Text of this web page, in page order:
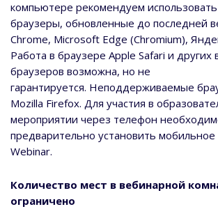
компьютере рекомендуем
браузеры, обновленные до последней
Chrome, Microsoft Edge (Chromium),
Работа в браузере Apple Safari и других
браузеров возможна, но не
гарантируется. Неподдерживаемые
Mozilla Firefox. Для участия в
мероприятии через телефон
предварительно установить
Webinar.
Количество мест в вебинарной
ограничено